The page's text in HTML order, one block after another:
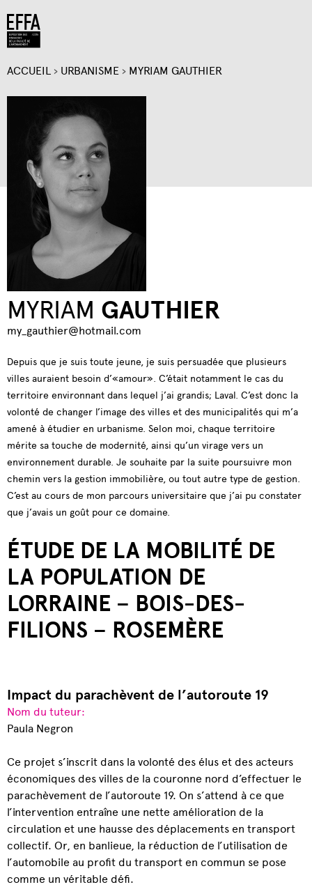
VOUS
ÊTES
ICI
ACCUEIL › URBANISME › MYRIAM GAUTHIER
MYRIAM GAUTHIER
my_gauthier@hotmail.com
Depuis que je suis toute jeune, je suis persuadée que plusieurs
villes auraient besoin d’«amour». C’était notamment le cas du
territoire environnant dans lequel j’ai grandis; Laval. C’est donc la
volonté de changer l’image des villes et des municipalités qui m’a
amené à étudier en urbanisme. Selon moi, chaque territoire
mérite sa touche de modernité, ainsi qu’un virage vers un
environnement durable. Je souhaite par la suite poursuivre mon
chemin vers la gestion immobilière, ou tout autre type de gestion.
C’est au cours de mon parcours universitaire que j’ai pu constater
que j’avais un goût pour ce domaine.
ÉTUDE DE LA MOBILITÉ DE
LA POPULATION DE
LORRAINE – BOIS-DES-
FILIONS – ROSEMÈRE
Impact du parachèvent de l’autoroute 19
Nom du tuteur:
Paula Negron
Ce projet s’inscrit dans la volonté des élus et des acteurs
économiques des villes de la couronne nord d’effectuer le
parachèvement de l’autoroute 19. On s’attend à ce que
l’intervention entraîne une nette amélioration de la
circulation et une hausse des déplacements en transport
collectif. Or, en banlieue, la réduction de l’utilisation de
l’automobile au profit du transport en commun se pose
comme un véritable défi.